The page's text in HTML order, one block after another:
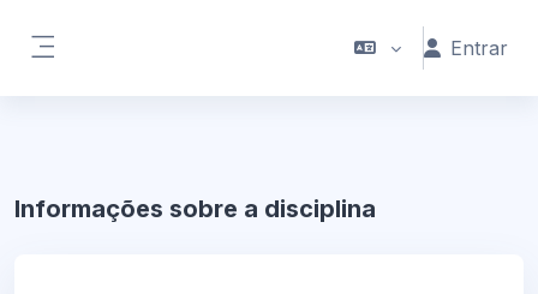
Entrar
Informações sobre a disciplina